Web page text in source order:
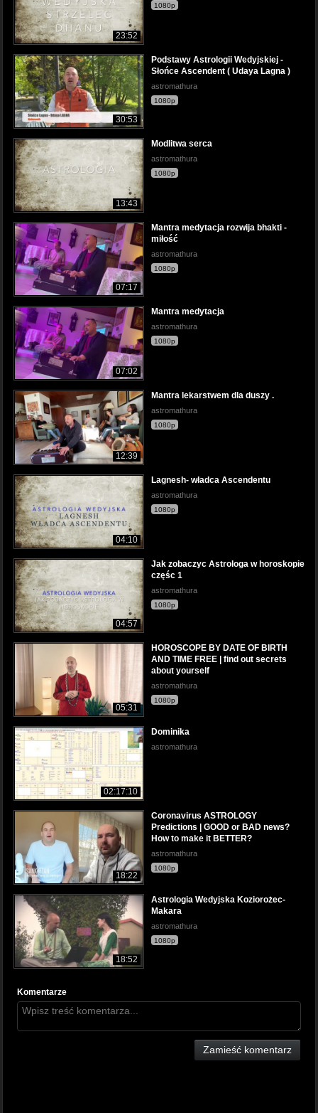
23:52
1080p
30:53
Podstawy Astrologii Wedyjskiej -
Słońce Ascendent ( Udaya Lagna )
astromathura
1080p
13:43
Modlitwa serca
astromathura
1080p
07:17
Mantra medytacja rozwija bhakti -
miłość
astromathura
1080p
07:02
Mantra medytacja
astromathura
1080p
12:39
Mantra lekarstwem dla duszy .
astromathura
1080p
04:10
Lagnesh- władca Ascendentu
astromathura
1080p
04:57
Jak zobaczyc Astrologa w horoskopie
częśc 1
astromathura
1080p
05:31
HOROSCOPE BY DATE OF BIRTH
AND TIME FREE | find out secrets
about yourself
astromathura
1080p
02:17:10
Dominika
astromathura
18:22
Coronavirus ASTROLOGY
Predictions | GOOD or BAD news?
How to make it BETTER?
astromathura
1080p
18:52
Astrologia Wedyjska Koziorożec-
Makara
astromathura
1080p
Komentarze
Zamieść komentarz